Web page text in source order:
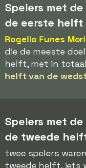
Spelers met
de eerste helft
Rogelio Funes Mori
die de meeste
helft, met in totaal
helft van de
Spelers met
de tweede
twee spelers
tweede helft, iets